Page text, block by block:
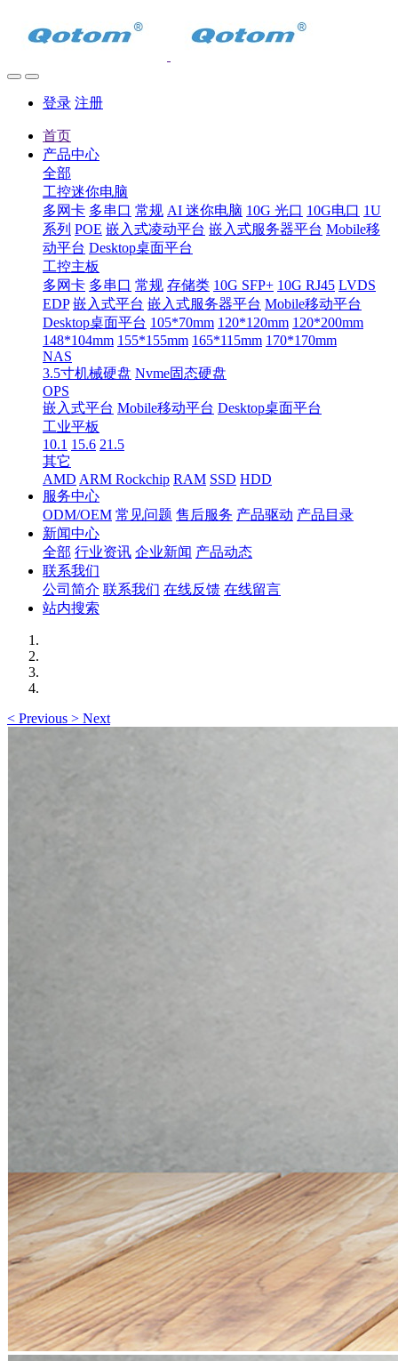
登录 注册
首页
产品中心
全部
工控迷你电脑
多网卡 多串口 常规 AI 迷你电脑 10G 光口 10G电口 1U
系列 POE 嵌入式凌动平台 嵌入式服务器平台 Mobile移
动平台 Desktop桌面平台
工控主板
多网卡 多串口 常规 存储类 10G SFP+ 10G RJ45 LVDS
EDP 嵌入式平台 嵌入式服务器平台 Mobile移动平台
Desktop桌面平台 105*70mm 120*120mm 120*200mm
148*104mm 155*155mm 165*115mm 170*170mm
NAS
3.5寸机械硬盘 Nvme固态硬盘
OPS
嵌入式平台 Mobile移动平台 Desktop桌面平台
工业平板
10.1 15.6 21.5
其它
AMD ARM Rockchip RAM SSD HDD
服务中心
ODM/OEM 常见问题 售后服务 产品驱动 产品目录
新闻中心
全部 行业资讯 企业新闻 产品动态
联系我们
公司简介 联系我们 在线反馈 在线留言
站内搜索
< Previous > Next